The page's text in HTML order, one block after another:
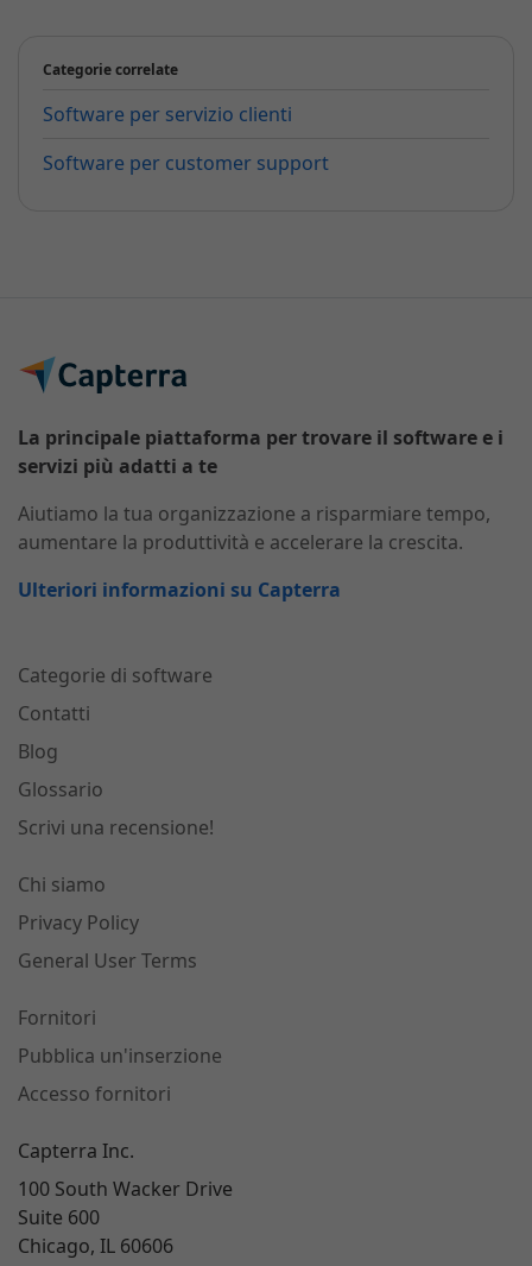
Categorie correlate
Software per servizio clienti
Software per customer support
La principale piattaforma per trovare il software e i
servizi più adatti a te
Aiutiamo la tua organizzazione a risparmiare tempo,
aumentare la produttività e accelerare la crescita.
Ulteriori informazioni su Capterra
Categorie di software
Contatti
Blog
Glossario
Scrivi una recensione!
Chi siamo
Privacy Policy
General User Terms
Fornitori
Pubblica un'inserzione
Accesso fornitori
Capterra Inc.
100 South Wacker Drive
Suite 600
Chicago, IL 60606